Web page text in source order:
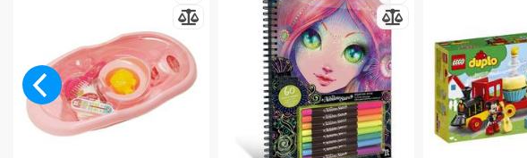
akcijama i klupskim